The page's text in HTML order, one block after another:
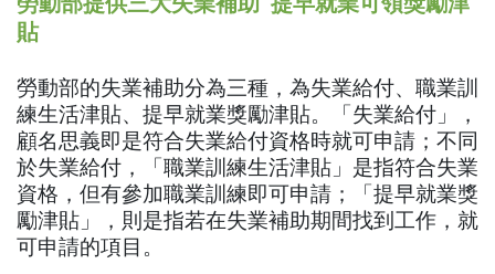
貼
勞動部的失業補助分為三種，為失業給付、職業訓
練生活津貼、提早就業獎勵津貼。「失業給付」，
顧名思義即是符合失業給付資格時就可申請；不同
於失業給付，「職業訓練生活津貼」是指符合失業
資格，但有參加職業訓練即可申請；「提早就業獎
勵津貼」，則是指若在失業補助期間找到工作，就
可申請的項目。